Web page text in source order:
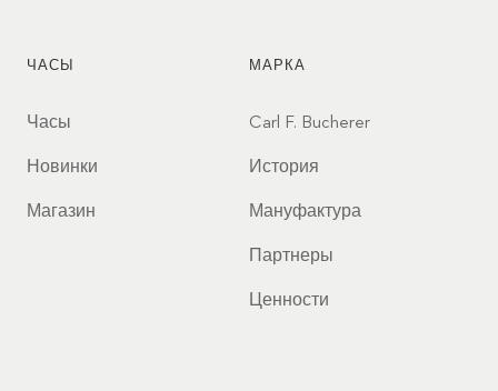
ЧАСЫ
Часы
Новинки
Магазин
МАРКА
Carl F. Bucherer
История
Мануфактура
Партнеры
Ценности